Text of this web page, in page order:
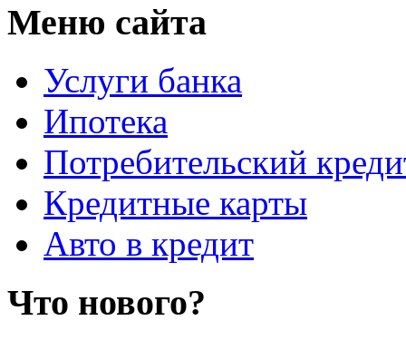
Меню сайта
Услуги банка
Ипотека
Потребительский
Кредитные карты
Авто в кредит
Что нового?